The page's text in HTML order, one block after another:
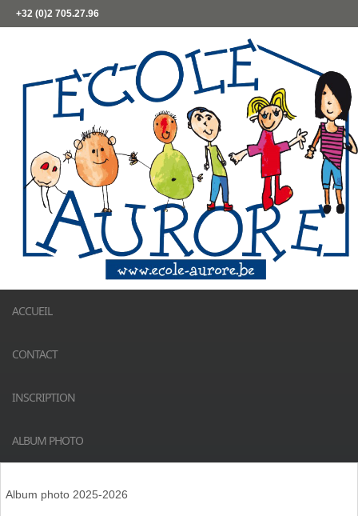
+32 (0)2 705.27.96
ACCUEIL
CONTACT
INSCRIPTION
ALBUM PHOTO
Album photo 2025-2026